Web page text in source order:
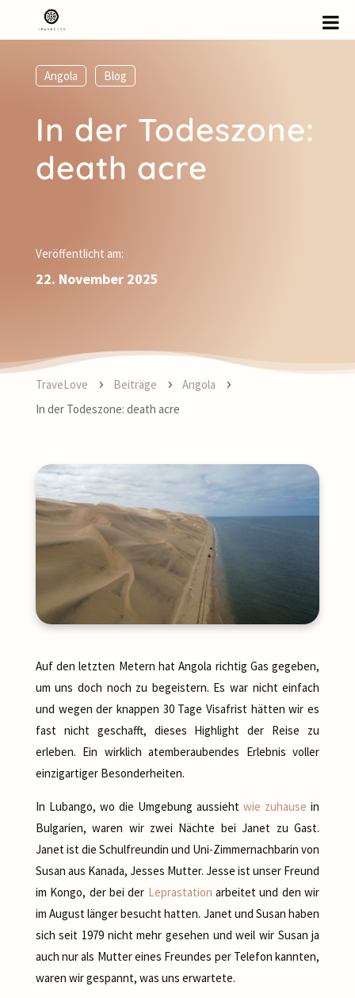
Angola Blog
In der Todeszone:
death acre
Veröffentlicht am:
22. November 2025
TraveLove 5 Beiträge 5 Angola 5
In der Todeszone: death acre
Auf den letzten Metern hat Angola richtig Gas gegeben,
um uns doch noch zu begeistern. Es war nicht einfach
und wegen der knappen 30 Tage Visafrist hätten wir es
fast nicht geschafft, dieses Highlight der Reise zu
erleben. Ein wirklich atemberaubendes Erlebnis voller
einzigartiger Besonderheiten.
In Lubango, wo die Umgebung aussiehtwie zuhause in
Bulgarien, waren wir zwei Nächte bei Janet zu Gast.
Janet ist die Schulfreundin und Uni-Zimmernachbarin von
Susan aus Kanada, Jesses Mutter. Jesse ist unser Freund
im Kongo, der bei der Leprastation arbeitet und den wir
im August länger besucht hatten. Janet und Susan haben
sich seit 1979 nicht mehr gesehen und weil wir Susan ja
auch nur als Mutter eines Freundes per Telefon kannten,
waren wir gespannt, was uns erwartete.